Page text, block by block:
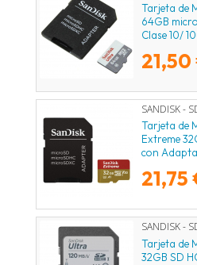
Tarjeta de
64GB
Clase 10/
SANDISK -
Tarjeta de
Extreme
con
21,75
SANDISK -
Tarjeta de
32GB SD